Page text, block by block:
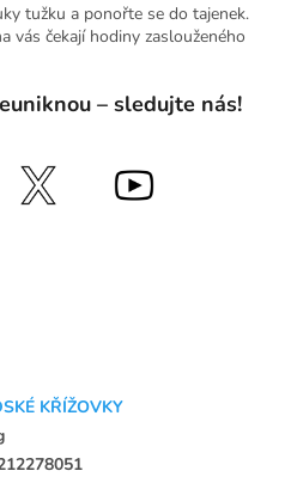
tužku a ponořte se do tajenek.
vás čekají hodiny zaslouženého
– sledujte nás!
KŘÍŽOVKY